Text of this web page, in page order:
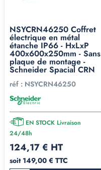
NSYCRN46250 Coffret
électrique en métal
étanche IP66 - HxLxP
400x600x250mm - Sans
plaque de montage -
Schneider Spacial CRN
réf : NSYCRN46250
EN STOCK Livraison
24/48h
124,17 € HT
soit 149,00 € TTC